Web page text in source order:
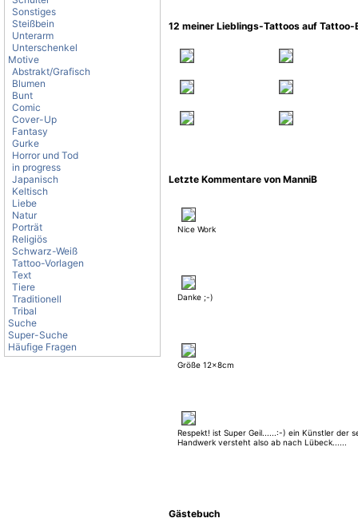
Sonstiges
Steißbein
Unterarm
Unterschenkel
Motive
Abstrakt/Grafisch
Blumen
Bunt
Comic
Cover-Up
Fantasy
Gurke
Horror und Tod
in progress
Japanisch
Keltisch
Liebe
Natur
Porträt
Religiös
Schwarz-Weiß
Tattoo-Vorlagen
Text
Tiere
Traditionell
Tribal
Suche
Super-Suche
Häufige Fragen
12 meiner Lieblings-Tattoos auf
Letzte Kommentare von ManniB
Nice Work
Danke ;-)
Größe 12x8cm
Respekt! ist Super Geil......:-) ein Künstler der
Handwerk versteht also ab nach Lübeck......
Gästebuch